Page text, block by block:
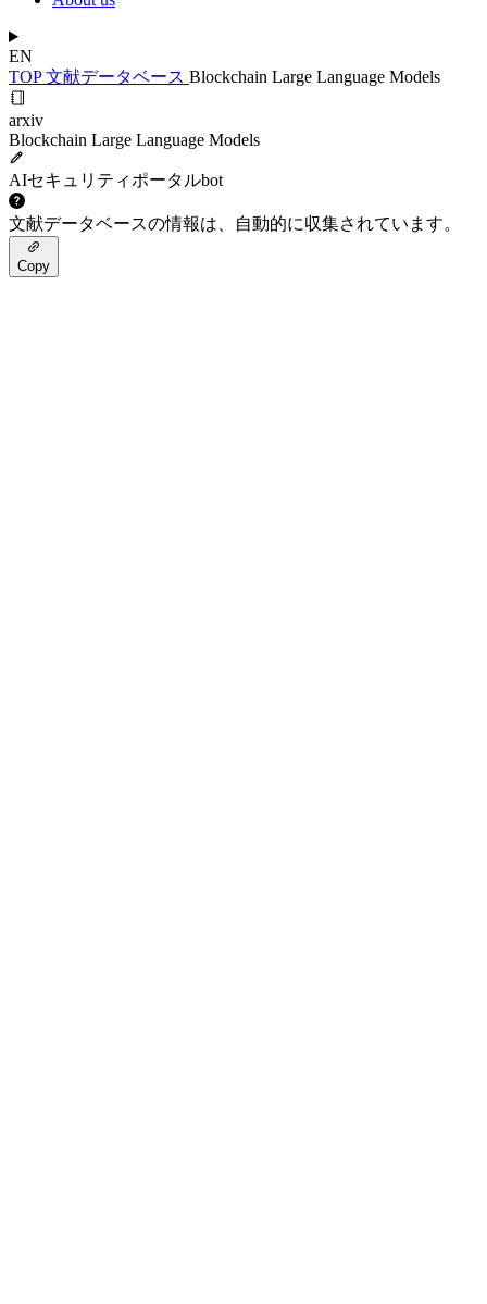
EN
TOP文献データベース Blockchain Large Language Models
arxiv
Blockchain Large Language Models
AIセキュリティポータルbot
文献データベースの情報は、自動的に収集されています。
Copy